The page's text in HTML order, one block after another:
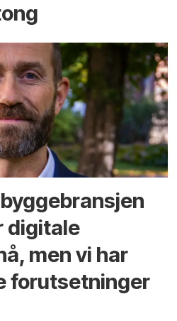
digitale
men vi har
forutsetninger